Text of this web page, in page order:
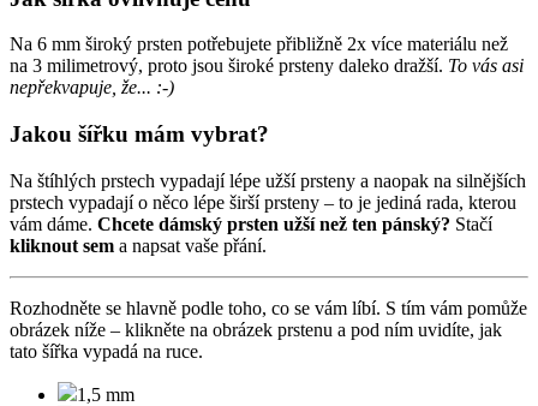
Na 6 mm široký prsten potřebujete přibližně 2x více materiálu než
na 3 milimetrový, proto jsou široké prsteny daleko dražší. To vás asi
nepřekvapuje, že... :-)
Jakou šířku mám vybrat?
Na štíhlých prstech vypadají lépe užší prsteny a naopak na silnějších
prstech vypadají o něco lépe širší prsteny – to je jediná rada, kterou
vám dáme. Chcete dámský prsten užší než ten pánský? Stačí
kliknout sem a napsat vaše přání.
Rozhodněte se hlavně podle toho, co se vám líbí. S tím vám pomůže
obrázek níže – klikněte na obrázek prstenu a pod ním uvidíte, jak
tato šířka vypadá na ruce.
1,5 mm